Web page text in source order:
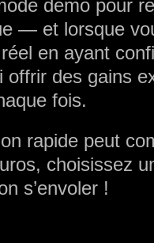
demo pour
— et lorsque
en ayant
des gains
fois.
rapide peut
choisissez
s’envoler !